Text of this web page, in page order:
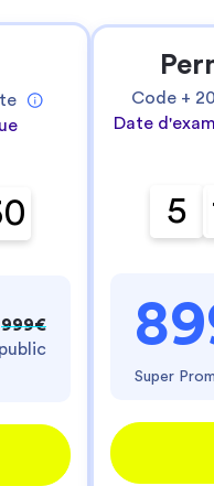
999€
Code +
Date
5
Super